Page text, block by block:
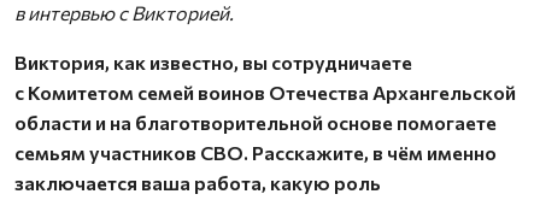
в интервью с Викторией.
Виктория, как известно, вы сотрудничаете
с Комитетом семей воинов Отечества Архангельской
области и на благотворительной основе помогаете
семьям участников СВО. Расскажите, в чём именно
заключается ваша работа, какую роль